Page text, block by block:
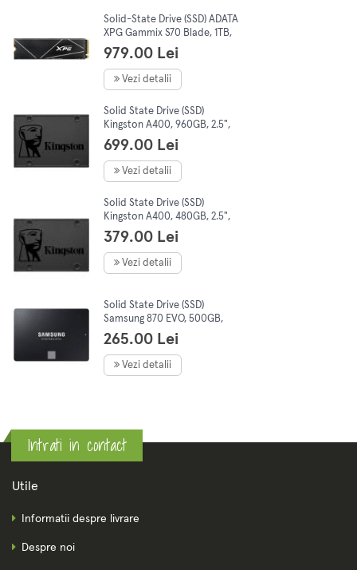
Solid-State Drive (SSD) ADATA
XPG Gammix S70 Blade, 1TB,
PCI Express 4.0 x4, M.2,
AGAMMIXS70B-1T-CS
979.00 Lei
Vezi detalii
Solid State Drive (SSD)
Kingston A400, 960GB, 2.5",
SATA III
699.00 Lei
Vezi detalii
Solid State Drive (SSD)
Kingston A400, 480GB, 2.5",
SATA III
379.00 Lei
Vezi detalii
Solid State Drive (SSD)
Samsung 870 EVO, 500GB,
2.5", SATA III
265.00 Lei
Vezi detalii
Intrati in contact
Utile
Informatii despre livrare
Despre noi